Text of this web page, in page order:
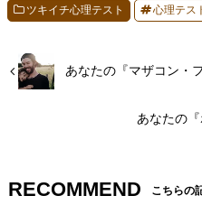
ツキイチ心理テスト 心理テス
あなたの『マザコン・
あなたの
RECOMMEND こちらの